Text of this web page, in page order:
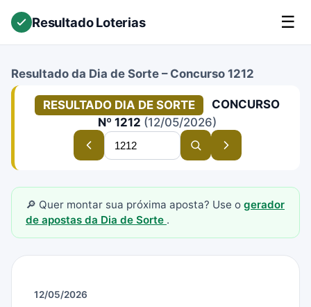
Resultado Loterias ☰
Resultado da Dia de Sorte – Concurso 1212
RESULTADO DIA DE SORTE
CONCURSO
Nº 1212 (12/05/2026)
Concurso
Buscar
Buscar
concurso
Próximo
🔎 Quer montar sua próxima aposta? Use o gerador
de apostas da Dia de Sorte .
12/05/2026